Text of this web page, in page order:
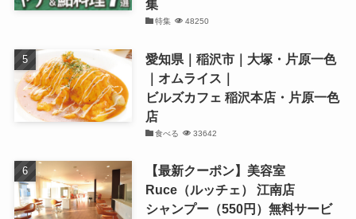
集
特集 48250
愛知県｜稲沢市｜大塚・片原一色
｜オムライス｜
ビルズカフェ 稲沢本店・片原一色
店
食べる 33642
【最新クーポン】美容室
Ruce（ルッチェ） 江南店
シャンプー（550円）無料サービ